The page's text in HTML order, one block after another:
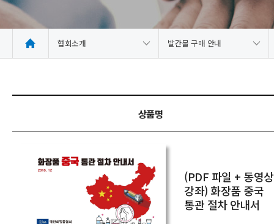
협회소개 발간물 구매 안내
상품명
(PDF 파일 + 동영상
강좌) 화장품 중국
통관 절차 안내서